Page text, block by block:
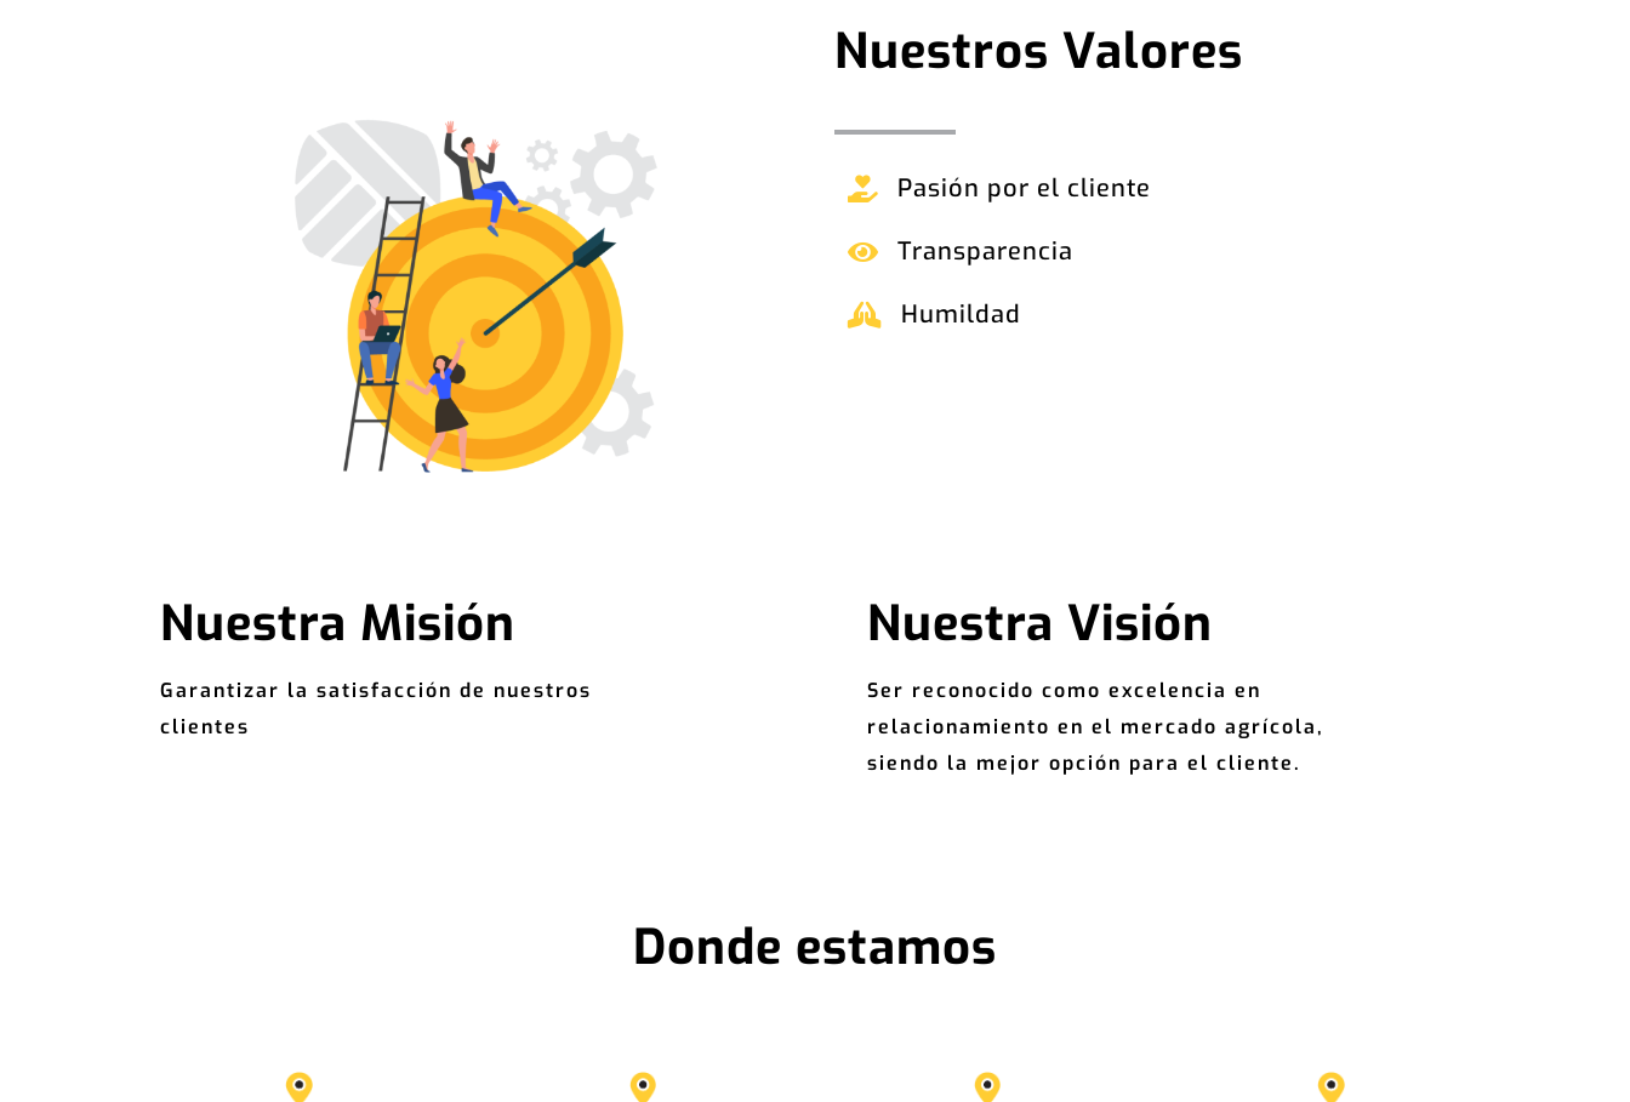
Nuestros Valores
 Pasión por el cliente
 Transparencia
 Humildad
Nuestra Misión
Garantizar la satisfacción de nuestros
clientes
Nuestra Visión
Ser reconocido como excelencia en
relacionamiento en el mercado agrícola,
siendo la mejor opción para el cliente.
Donde estamos